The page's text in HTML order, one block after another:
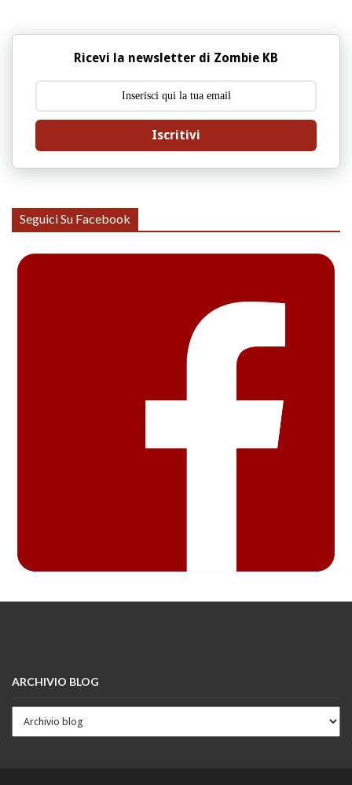
Ricevi la newsletter di Zombie KB
Iscritivi
Seguici Su Facebook
ARCHIVIO BLOG